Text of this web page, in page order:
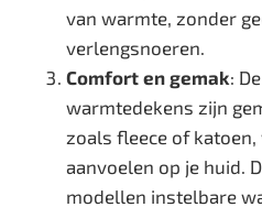
van warmte, zonder
verlengsnoeren.
Comfort en gemak:
warmtedekens zijn
zoals fleece of
aanvoelen op je huid.
modellen instelbare